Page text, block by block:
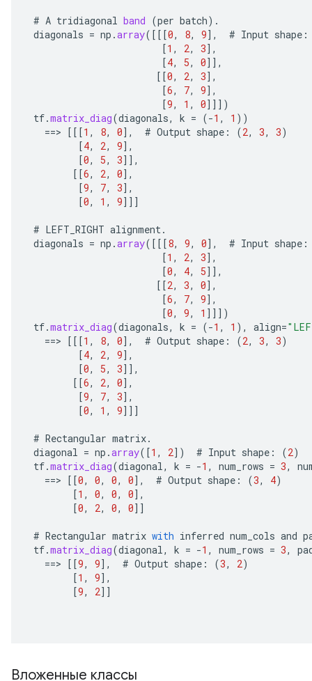
# A tridiagonal band (per batch).
diagonals = np .array( [[[0, 8, 9] , # Input shape :
[1 , 2, 3] ,
[4, 5, 0]] ,
[[0, 2, 3] ,
[6, 7, 9] ,
[9, 1 , 0]]] )
tf.matrix_diag(diagonals, k = (-1 , 1 ))
==> [[[1 , 8, 0] , # Output shape : (2, 3, 3)
[4, 2, 9] ,
[0, 5, 3]] ,
[[6, 2, 0] ,
[9, 7, 3] ,
[0, 1 , 9]]]
# LEFT_RIGHT alignment.
diagonals = np .array( [[[8, 9, 0] , # Input shape :
[1 , 2, 3] ,
[0, 4, 5]] ,
[[2, 3, 0] ,
[6, 7, 9] ,
[0, 9, 1 ]]] )
tf.matrix_diag(diagonals, k = (-1 , 1 ), align=
==> [[[1 , 8, 0] , # Output shape : (2, 3, 3)
[4, 2, 9] ,
[0, 5, 3]] ,
[[6, 2, 0] ,
[9, 7, 3] ,
[0, 1 , 9]]]
# Rectangular matrix.
diagonal = np .array( [1 , 2] ) # Input shape : (2)
tf.matrix_diag(diagonal, k = -1 , num_rows = 3,
==> [[0, 0, 0, 0] , # Output shape : (3, 4)
[1 , 0, 0, 0] ,
[0, 2, 0, 0]]
# Rectangular matrix with inferred num_cols and
tf.matrix_diag(diagonal, k = -1 , num_rows = 3,
==> [[9, 9] , # Output shape : (3, 2)
[1 , 9] ,
[9, 2]]
Вложенные классы